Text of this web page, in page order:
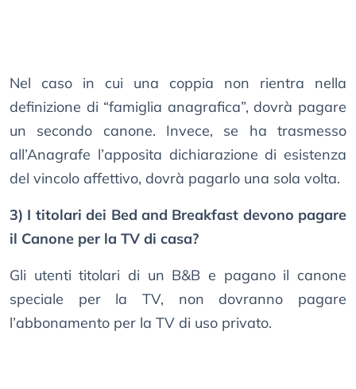
Nel caso in cui una coppia non rientra nella
definizione di “famiglia anagrafica”, dovrà pagare
un secondo canone. Invece, se ha trasmesso
all’Anagrafe l’apposita dichiarazione di esistenza
del vincolo affettivo, dovrà pagarlo una sola volta.
3) I titolari dei Bed and Breakfast devono pagare
il Canone per la TV di casa?
Gli utenti titolari di un B&B e pagano il canone
speciale per la TV, non dovranno pagare
l’abbonamento per la TV di uso privato.